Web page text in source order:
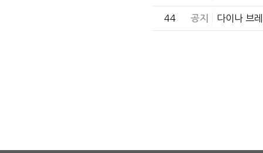
44 공지 다이나 브